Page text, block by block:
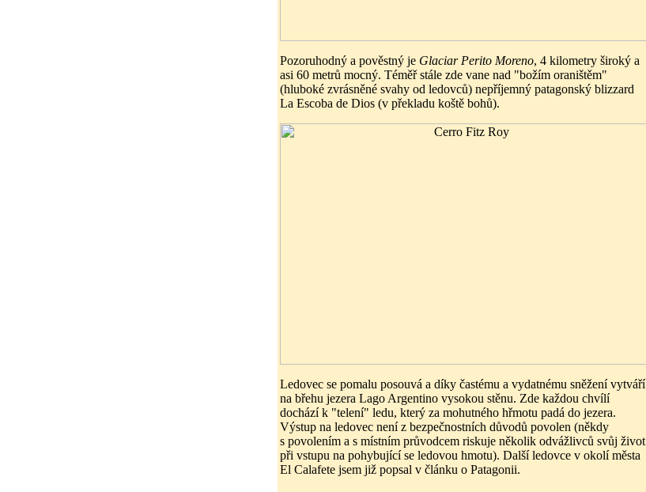
Pozoruhodný a pověstný je Glaciar Perito Moreno, 4 kilometry široký a
asi 60 metrů mocný. Téměř stále zde vane nad "božím oraništěm"
(hluboké zvrásněné svahy od ledovců) nepříjemný patagonský blizzard
La Escoba de Dios (v překladu koště bohů).
Ledovec se pomalu posouvá a díky častému a vydatnému sněžení vytváří
na břehu jezera Lago Argentino vysokou stěnu. Zde každou chvílí
dochází k "telení" ledu, který za mohutného hřmotu padá do jezera.
Výstup na ledovec není z bezpečnostních důvodů povolen (někdy
s povolením a s místním průvodcem riskuje několik odvážlivců svůj život
při vstupu na pohybující se ledovou hmotu). Další ledovce v okolí města
El Calafete jsem již popsal v článku o Patagonii.